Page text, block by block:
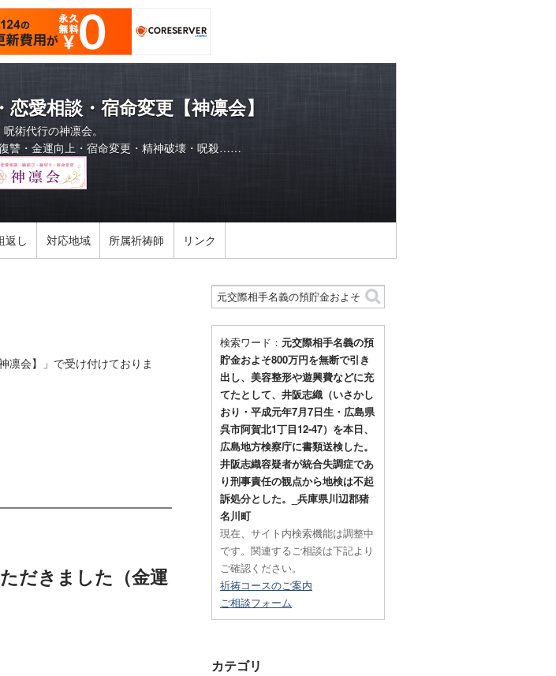
愛相談・宿命変更【神凛会】
術代行の神凛会。
讐・金運向上・宿命変更・精神破壊・呪殺……
返し 対応地域 所属祈祷師 リンク
凛会】」で受け付けておりま
だきました（金運
検索ワード： 元交際相手名義の預
貯金およそ800万円を無断で引き
出し、美容整形や遊興費などに充
てたとして、井阪志織（いさかし
おり・平成元年7月7日生・広島県
呉市阿賀北1丁目12-47）を本日、
広島地方検察庁に書類送検した。
井阪志織容疑者が統合失調症であ
り刑事責任の観点から地検は不起
訴処分とした。_兵庫県川辺郡猪
名川町
現在、サイト内検索機能は調整中
です。関連するご相談は下記より
ご確認ください。
祈祷コースのご案内
ご相談フォーム
カテゴリ